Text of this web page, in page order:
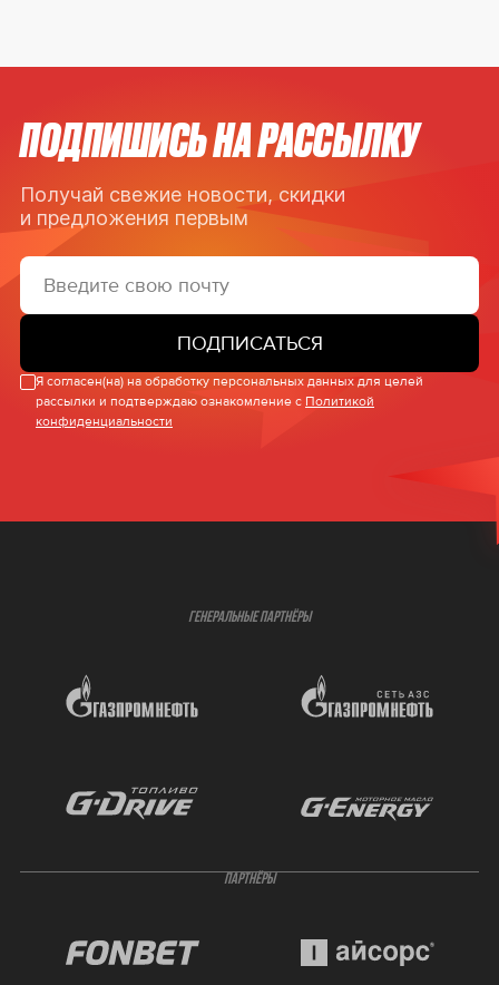
ПОДПИШИСЬ НА РАССЫЛКУ
Получай свежие новости, скидки
и предложения первым
ПОДПИСАТЬСЯ
Я согласен(на) на обработку персональных данных для целей
рассылки и подтверждаю ознакомление с Политикой
конфиденциальности
ГЕНЕРАЛЬНЫЕ ПАРТНЁРЫ
ПАРТНЁРЫ